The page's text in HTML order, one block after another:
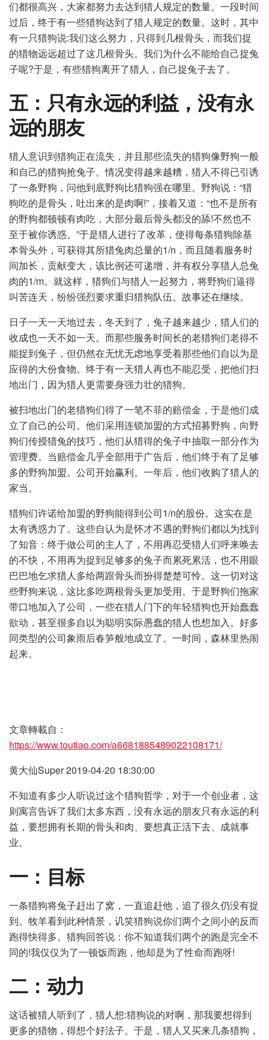
们都很高兴，大家都努力去达到猎人规定的数量。一段时间
过后，终于有一些猎狗达到了猎人规定的数量。这时，其中
有一只猎狗说:我们这么努力，只得到几根骨头，而我们捉
的猎物远远超过了这几根骨头。我们为什么不能给自己捉兔
子呢?于是，有些猎狗离开了猎人，自己捉兔子去了。
五：只有永远的利益，没有永
远的朋友
猎人意识到猎狗正在流失，并且那些流失的猎狗像野狗一般
和自己的猎狗抢兔子。情况变得越来越糟，猎人不得已引诱
了一条野狗，问他到底野狗比猎狗强在哪里。野狗说：“猎
狗吃的是骨头，吐出来的是肉啊!”，接着又道：“也不是所有
的野狗都顿顿有肉吃，大部分最后骨头都没的舔!不然也不
至于被你诱惑。”于是猎人进行了改革，使得每条猎狗除基
本骨头外，可获得其所猎兔肉总量的1/n，而且随着服务时
间加长，贡献变大，该比例还可递增，并有权分享猎人总兔
肉的1/m。就这样，猎狗们与猎人一起努力，将野狗们逼得
叫苦连天，纷纷强烈要求重归猎狗队伍。故事还在继续。
日子一天一天地过去，冬天到了，兔子越来越少，猎人们的
收成也一天不如一天。而那些服务时间长的老猎狗们老得不
能捉到兔子，但仍然在无忧无虑地享受着那些他们自以为是
应得的大份食物。终于有一天猎人再也不能忍受，把他们扫
地出门，因为猎人更需要身强力壮的猎狗。
被扫地出门的老猎狗们得了一笔不菲的赔偿金，于是他们成
立了自己的公司。他们采用连锁加盟的方式招募野狗，向野
狗们传授猎兔的技巧，他们从猎得的兔子中抽取一部分作为
管理费。当赔偿金几乎全部用于广告后，他们终于有了足够
多的野狗加盟。公司开始赢利。一年后，他们收购了猎人的
家当。
猎狗们许诺给加盟的野狗能得到公司1/n的股份。这实在是
太有诱惑力了。这些自认为是怀才不遇的野狗们都以为找到
了知音：终于做公司的主人了，不用再忍受猎人们呼来唤去
的不快，不用再为捉到足够多的兔子而累死累活，也不用眼
巴巴地乞求猎人多给两跟骨头而扮得楚楚可怜。这一切对这
些野狗来说，这比多吃两根骨头更加受用。于是野狗们拖家
带口地加入了公司，一些在猎人门下的年轻猎狗也开始蠢蠢
欲动，甚至很多自以为聪明实际愚蠢的猎人也想加入。好多
同类型的公司象雨后春笋般地成立了。一时间，森林里热闹
起来。
文章轉載自：
https://www.toutiao.com/a6681885489022108171/
黄大仙Super 2019-04-20 18:30:00
不知道有多少人听说过这个猎狗哲学，对于一个创业者，这
则寓言告诉了我们太多东西，没有永远的朋友只有永远的利
益，要想拥有长期的骨头和肉、要想真正活下去、成就事
业。
一：目标
一条猎狗将兔子赶出了窝，一直追赶他，追了很久仍没有捉
到。牧羊看到此种情景，讥笑猎狗说你们两个之间小的反而
跑得快得多。猎狗回答说：你不知道我们两个的跑是完全不
同的!我仅仅为了一顿饭而跑，他却是为了性命而跑呀!
二：动力
这话被猎人听到了，猎人想:猎狗说的对啊，那我要想得到
更多的猎物，得想个好法子。于是，猎人又买来几条猎狗，